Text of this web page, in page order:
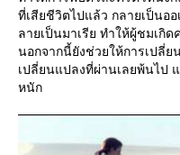
ที่เสียชีวิตไปแล้ว กลายเป็นอ
ลายเป็นมาเรีย ทำให้ผู้ชมเกิ
นอกจากนี้ยังช่วยให้การเปลี่
เปลี่ยนแปลงที่ผ่านเลยพ้นไป
หนัก